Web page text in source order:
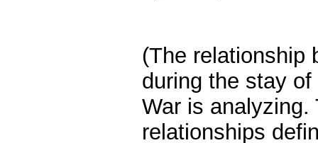
(The relationship
during the stay
War is
relationships